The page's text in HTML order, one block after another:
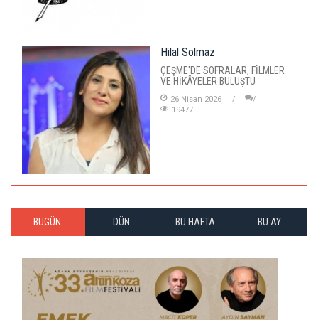
Hilal Solmaz
ÇEŞME'DE SOFRALAR, FİLMLER
VE HİKÂYELER BULUŞTU
26 Nisan 2026
19477
BUGÜN DÜN BU HAFTA BU AY